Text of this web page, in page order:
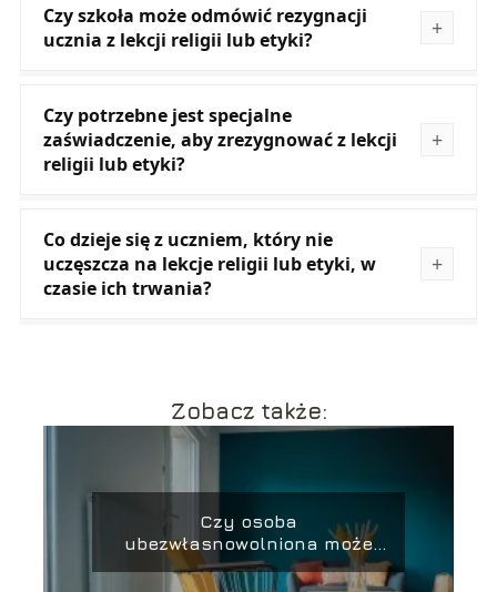
Czy szkoła może odmówić rezygnacji
ucznia z lekcji religii lub etyki?
Czy potrzebne jest specjalne
zaświadczenie, aby zrezygnować z lekcji
religii lub etyki?
Co dzieje się z uczniem, który nie
uczęszcza na lekcje religii lub etyki, w
czasie ich trwania?
Zobacz także:
Czy osoba
ubezwłasnowolniona może
mieszkać samodzielnie?